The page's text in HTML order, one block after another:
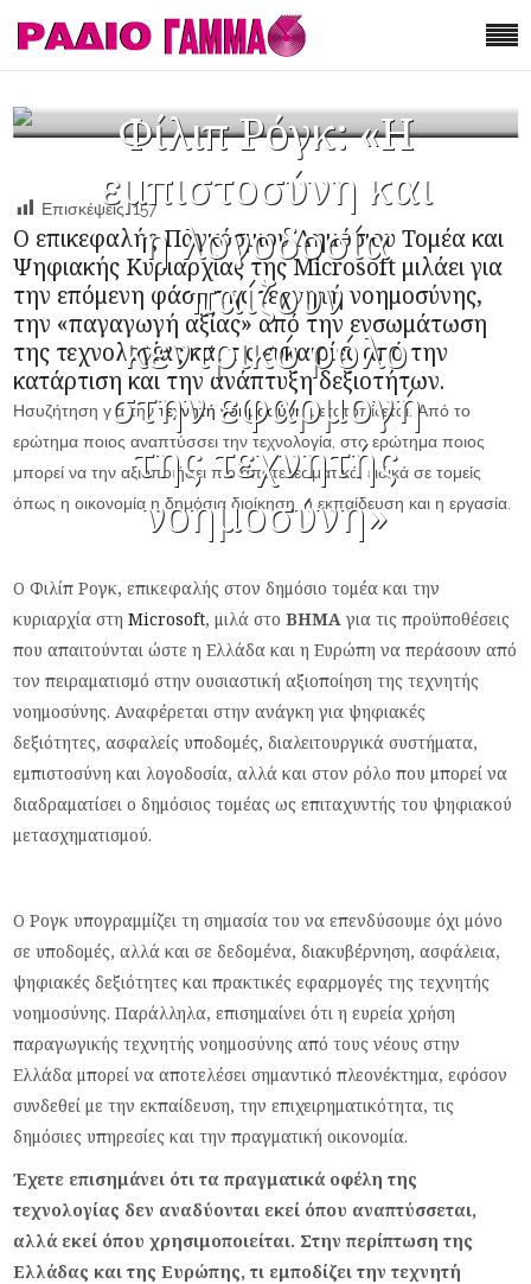
Φίλιπ Ρόγκ: «Η
εμπιστοσύνη και
η λογοδοσία
παίζουν
κεντρικό ρόλο
στην εφαρμογή
της τεχνητής
νοημοσύνη»
Επισκέψεις: 157
Ο επικεφαλής Παγκόσμιου Δημόσιου Τομέα και
Ψηφιακής Κυριαρχίας της Microsoft μιλάει για
την επόμενη φάση της τεχνητή νοημοσύνης,
την «παγαγωγή αξίας» από την ενσωμάτωση
της τεχνολογίας και τις ευκαιρίες από την
κατάρτιση και την ανάπτυξη δεξιοτήτων.
Ησυζήτηση για τηντεχνητή νοημοσύνημετατοπίζεται. Από το
ερώτημα ποιος αναπτύσσει την τεχνολογία, στο ερώτημα ποιος
μπορεί να την αξιοποιήσει πιο αποτελεσματικά, ειδικά σε τομείς
όπως η οικονομία η δημόσια διοίκηση, η εκπαίδευση και η εργασία.
Ο Φιλίπ Ρογκ, επικεφαλής στον δημόσιο τομέα και την
κυριαρχία στηMicrosoft, μιλά στοΒΗΜΑγια τις προϋποθέσεις
που απαιτούνται ώστε η Ελλάδα και η Ευρώπη να περάσουν από
τον πειραματισμό στην ουσιαστική αξιοποίηση της τεχνητής
νοημοσύνης. Αναφέρεται στην ανάγκη για ψηφιακές
δεξιότητες, ασφαλείς υποδομές, διαλειτουργικά συστήματα,
εμπιστοσύνη και λογοδοσία, αλλά και στον ρόλο που μπορεί να
διαδραματίσει ο δημόσιος τομέας ως επιταχυντής του ψηφιακού
μετασχηματισμού.
Ο Ρογκ υπογραμμίζει τη σημασία του να επενδύσουμε όχι μόνο
σε υποδομές, αλλά και σε δεδομένα, διακυβέρνηση, ασφάλεια,
ψηφιακές δεξιότητες και πρακτικές εφαρμογές της τεχνητής
νοημοσύνης. Παράλληλα, επισημαίνει ότι η ευρεία χρήση
παραγωγικής τεχνητής νοημοσύνης από τους νέους στην
Ελλάδα μπορεί να αποτελέσει σημαντικό πλεονέκτημα, εφόσον
συνδεθεί με την εκπαίδευση, την επιχειρηματικότητα, τις
δημόσιες υπηρεσίες και την πραγματική οικονομία.
Έχετε επισημάνει ότι τα πραγματικά οφέλη της
τεχνολογίας δεν αναδύονται εκεί όπου αναπτύσσεται,
αλλά εκεί όπου χρησιμοποιείται. Στην περίπτωση της
Ελλάδας και της Ευρώπης, τι εμποδίζει την τεχνητή